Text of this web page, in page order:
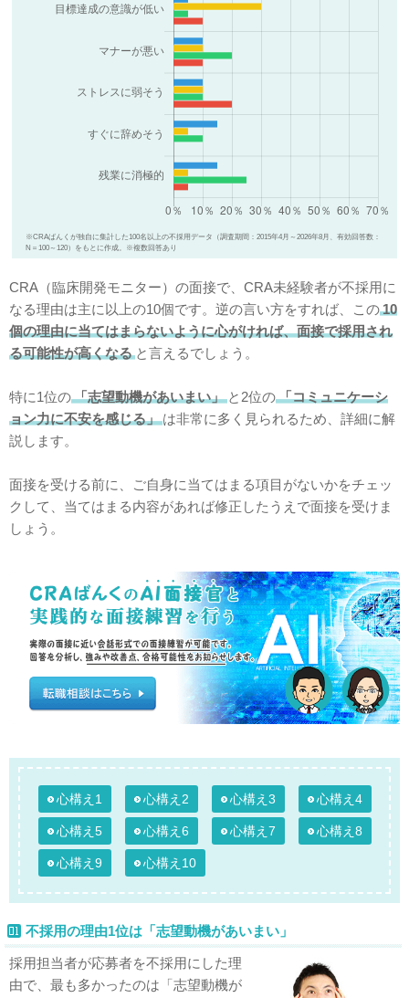
※CRAばんくが独自に集計した100名以上の不採用データ（調査期間：2015年4月～2026年8月、有効回答数：
N＝100～120）をもとに作成。※複数回答あり
CRA（臨床開発モニター）の面接で、CRA未経験者が不採用に
なる理由は主に以上の10個です。逆の言い方をすれば、この10
個の理由に当てはまらないように心がければ、面接で採用され
る可能性が高くなる と言えるでしょう。
特に1位の「志望動機があいまい」 と2位の「コミュニケーシ
ョン力に不安を感じる」 は非常に多く見られるため、詳細に解
説します。
面接を受ける前に、ご自身に当てはまる項目がないかをチェッ
クして、当てはまる内容があれば修正したうえで面接を受けま
しょう。
心構え1 心構え2 心構え3 心構え4
心構え5 心構え6 心構え7 心構え8
心構え9 心構え10
不採用の理由1位は「志望動機があいまい」
採用担当者が応募者を不採用にした理
由で、最も多かったのは「志望動機が